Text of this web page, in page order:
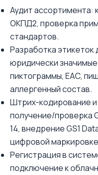
Аудит
ОКПД2, проверка
стандартов.
Разработка этикеток
юридически
пиктограммы, EAC,
аллергенный состав.
Штрих-кодирование
получение/проверка
14, внедрение GS1
цифровой
Регистрация в
подключение к